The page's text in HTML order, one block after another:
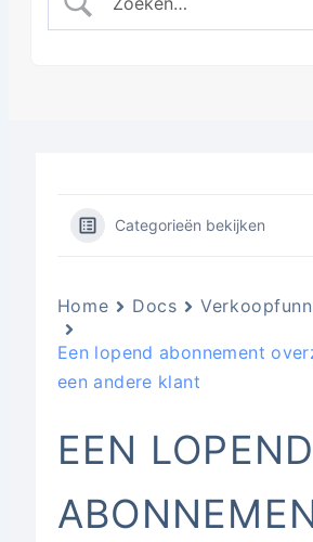
Categorieën bekijken
Home Docs
Een lopend abonnement
een andere klant
EEN LOPEND